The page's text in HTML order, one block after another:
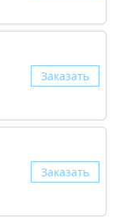
Заказать
Заказать